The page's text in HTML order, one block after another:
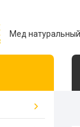
Мед натуральный